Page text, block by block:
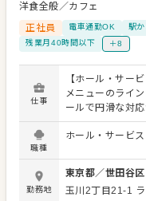
洋食全般／カフェ
正社員
電車通勤OK 駅
残業月40時間以下
＋8
仕事
【ホール・サー
メニューのライ
ールで円滑な対
ュニケーション
お客さまから直
ーに共有しなが
い。オペレーシ
【具体的には…】
職種
ホール・サービ
勤務地
東京都／世田谷区
玉川2丁目21-1